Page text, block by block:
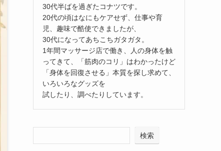
30代半ばを過ぎたコナツです。
20代の頃はなにもケアせず、仕事や育
児、趣味で酷使できましたが、
30代になってあちこちガタガタ。
1年間マッサージ店で働き、人の身体を触
ってきて、「筋肉のコリ」はわかったけど
「身体を回復させる」本質を探し求めて、
いろいろなグッズを
試したり、調べたりしています。
検索